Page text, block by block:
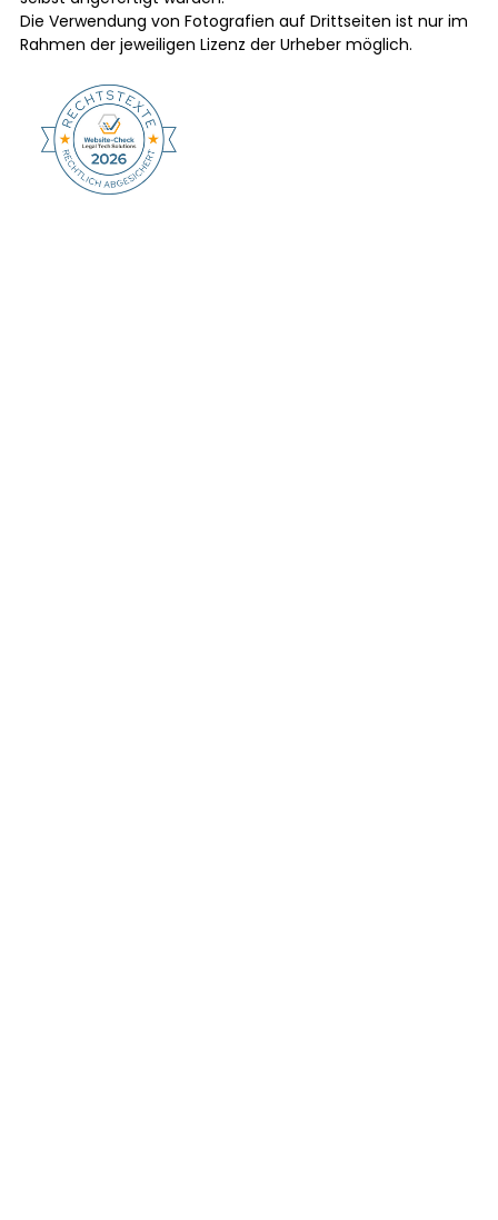
Die Verwendung von Fotografien auf Drittseiten ist nur im
Rahmen der jeweiligen Lizenz der Urheber möglich.